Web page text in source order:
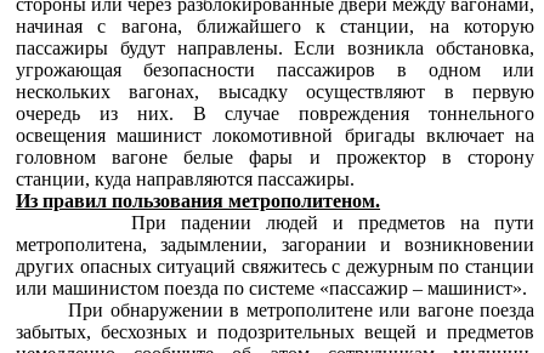
начиная с вагона, ближайшего к станции, на которую
пассажиры будут направлены. Если возникла обстановка,
угрожающая безопасности пассажиров в одном или
нескольких вагонах, высадку осуществляют в первую
очередь из них. В случае повреждения тоннельного
освещения машинист локомотивной бригады включает на
головном вагоне белые фары и прожектор в сторону
станции, куда направляются пассажиры.
Из правил пользования метрополитеном.
При падении людей и предметов на пути
метрополитена, задымлении, загорании и возникновении
других опасных ситуаций свяжитесь с дежурным по станции
или машинистом поезда по системе «пассажир – машинист».
При обнаружении в метрополитене или вагоне поезда
забытых, бесхозных и подозрительных вещей и предметов